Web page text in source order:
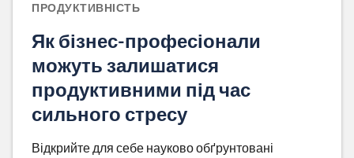
ПРОДУКТИВНІСТЬ
Як бізнес-професіонали
можуть залишатися
продуктивними під час
сильного стресу
Відкрийте для себе науково обґрунтовані